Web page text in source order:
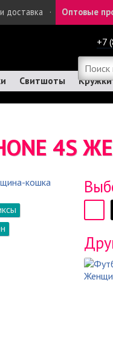
доставка · Оптовые
+7
Свитшоты Кружки
4S